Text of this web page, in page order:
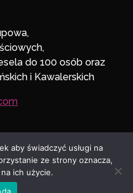
aby świadczyć usługi na
ze strony oznacza,
ich użycie.
do 100 osób oraz
i Kawalerskich